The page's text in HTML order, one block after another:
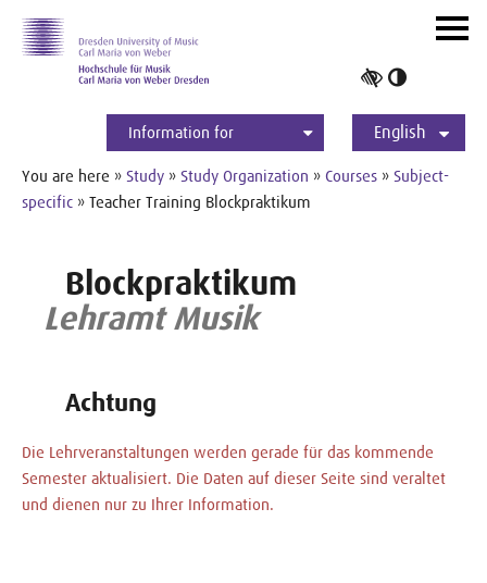
contrast
Information for
Students
Applicants
International
Press
Alumni
English
Deutsch
ein-/
You are here » Study » Study Organization » Courses » Subject-
specific » Teacher Training Blockpraktikum
Blockpraktikum
Lehramt Musik
Achtung
Die Lehrveranstaltungen werden gerade für das kommende
Semester aktualisiert. Die Daten auf dieser Seite sind veraltet
und dienen nur zu Ihrer Information.